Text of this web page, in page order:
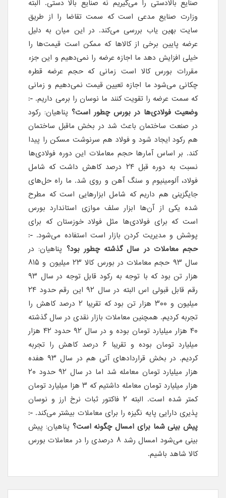
صنایع بالادستی را می‌گیریم نه صنایع بالا دستی. البته
وزارت صنایع مدعی است که سمت تقاضا را از طریق
سایت بهین یاب بررسی می‌کند. در این میان به دلیل
عرضه پایین برخی از کالا‌ها که ممکن است قیمت‌ها را
خیلی افزایش دهد ما اجازه عرضه را نمی‌دهیم و این جزء
مقررات بورس کالا است زمانی که حجم عرضه قطره
چکانی می‌شود ما اجازه تعیین قیمت نمی‌دهیم و زمانی
که سمت عرضه را تقویت کنند ما نوسان را برمی داریم. -:
وضعیت فولادی‌ها در بورس چطور است؟ پناهیان: رکود
در صنعت ساختمان باعث شد در بخش ماقبل ساختمان
هم رکود ایجاد شود و فولاد هم سرنوشت مسکن را پیدا
کند. بر اساس آمار‌ها حجم معاملات این دوره فولادی‌ها
نسبت به دوره قبل ۲۴ درصد کاهش داشت که شامل
فولاد، آلومینیوم و سنگ آهن و روی شد. ما راه حل‌های
جایگزینی هم داریم که شامل ابزارهایی است که مطرح
شده یکی از آن‌ها ابزار سلف موازی استاندارد بورس
است که برای فولادی‌ها مثل فولاد خوزستان که برای
پوشش و مدیریت کردن بازار است استفاده می‌شود. -:
حجم معاملات در سال گذشته چطور بود؟ پناهیان: در
سال ۹۳ حجم معاملات در بورس کالا ۲۳ میلیون و ۸۱۵
هزار تن بود که با توجه به رکود قابل توجه در سال ۹۳
رقم قابل قبولی اس البته در سال ۹۲ این رقم حدود ۲۴
میلیون و ۳۰۰ هزار تن بود که تقریبا ۲ درصد کاهش را
تجربه کردیم. همچنین معاملات بازار نقدی در سال گذشته
۴۰ هزار میلیارد تومان بوده و در سال ۹۲ حدود ۴۲ هزار
میلیارد تومان بوده و تقریبا ۶ درصد کاهش را تجربه
کردیم. در بخش قراردادهای آتی هم در سال ۹۳ هفده
هزار میلیارد تومان معامله شد اما در سال ۹۲ حدود ۲۰
هزار میلیارد تومان معامله داشتیم که ۳ هزا میلیارد تومان
کمتر شده است. البته ۲ فاکتور ثبات نرخ ارز و نوسان
پذیری دارایی پایه نگیزه را برای معاملات بیشتر می‌کند. -:
پیش بینی شما برای امسال چگونه است؟ پناهیان: پیش
بینی می‌شود امسال رشد ۸ درصدی را در معاملات بورس
کالا شاهد باشیم.